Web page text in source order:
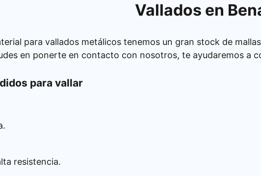
Vallados en
para vallados metálicos tenemos un gran stock de
en ponerte en contacto con nosotros, te ayudaremos a
para vallar
resistencia.